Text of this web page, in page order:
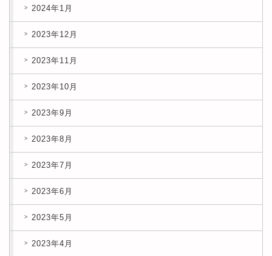
2024年1月
2023年12月
2023年11月
2023年10月
2023年9月
2023年8月
2023年7月
2023年6月
2023年5月
2023年4月